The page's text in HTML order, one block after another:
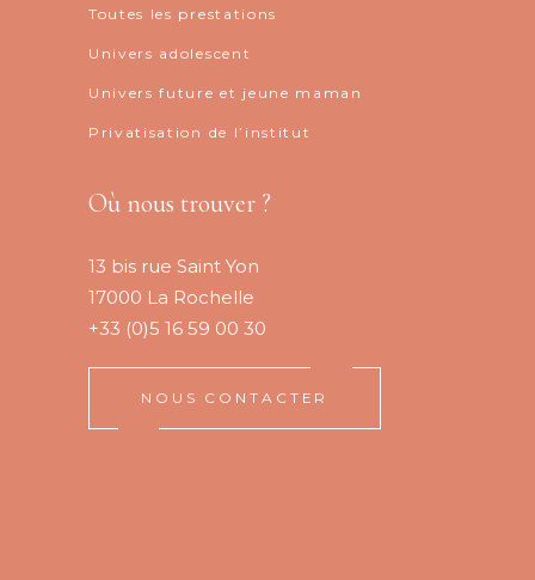
Toutes les prestations
Univers adolescent
Univers future et jeune maman
Privatisation de l’institut
Où nous trouver ?
13 bis rue Saint Yon
17000 La Rochelle
+33 (0)5 16 59 00 30
NOUS CONTACTER